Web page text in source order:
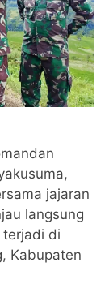
jajaran
langsung
terjadi di
Kabupaten